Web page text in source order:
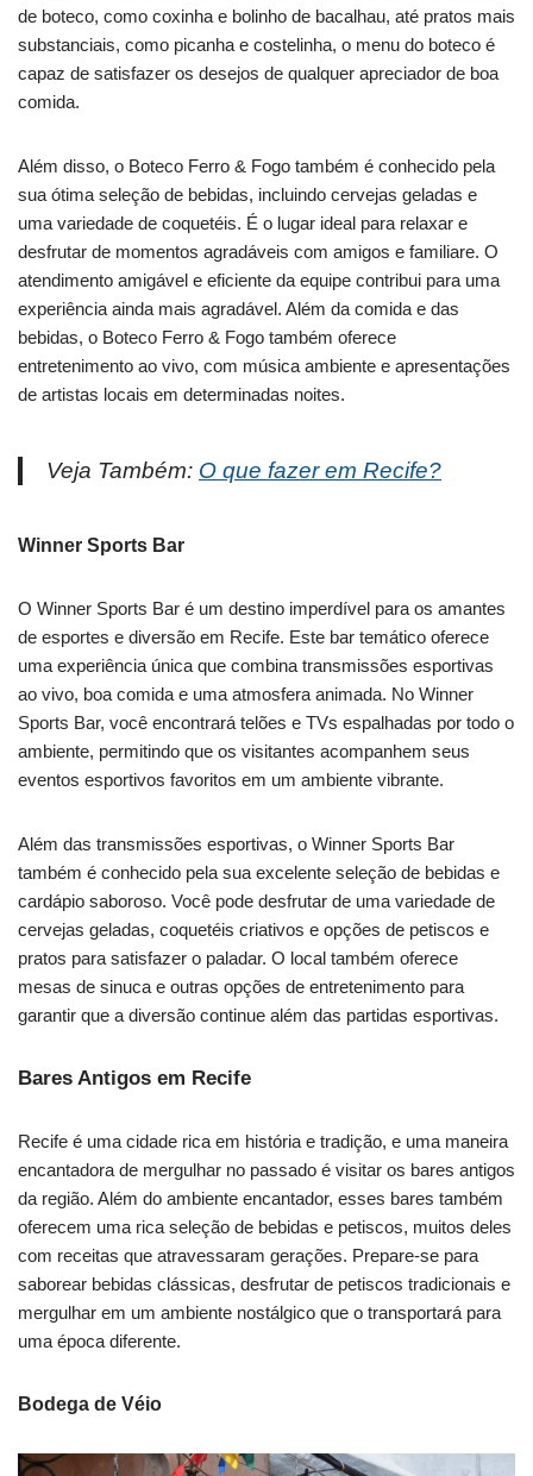
de boteco, como coxinha e bolinho de bacalhau, até pratos mais
substanciais, como picanha e costelinha, o menu do boteco é
capaz de satisfazer os desejos de qualquer apreciador de boa
comida.
Além disso, o Boteco Ferro & Fogo também é conhecido pela
sua ótima seleção de bebidas, incluindo cervejas geladas e
uma variedade de coquetéis. É o lugar ideal para relaxar e
desfrutar de momentos agradáveis com amigos e familiare. O
atendimento amigável e eficiente da equipe contribui para uma
experiência ainda mais agradável. Além da comida e das
bebidas, o Boteco Ferro & Fogo também oferece
entretenimento ao vivo, com música ambiente e apresentações
de artistas locais em determinadas noites.
Veja Também: O que fazer em Recife?
Winner Sports Bar
O Winner Sports Bar é um destino imperdível para os amantes
de esportes e diversão em Recife. Este bar temático oferece
uma experiência única que combina transmissões esportivas
ao vivo, boa comida e uma atmosfera animada. No Winner
Sports Bar, você encontrará telões e TVs espalhadas por todo o
ambiente, permitindo que os visitantes acompanhem seus
eventos esportivos favoritos em um ambiente vibrante.
Além das transmissões esportivas, o Winner Sports Bar
também é conhecido pela sua excelente seleção de bebidas e
cardápio saboroso. Você pode desfrutar de uma variedade de
cervejas geladas, coquetéis criativos e opções de petiscos e
pratos para satisfazer o paladar. O local também oferece
mesas de sinuca e outras opções de entretenimento para
garantir que a diversão continue além das partidas esportivas.
Bares Antigos em Recife
Recife é uma cidade rica em história e tradição, e uma maneira
encantadora de mergulhar no passado é visitar os bares antigos
da região. Além do ambiente encantador, esses bares também
oferecem uma rica seleção de bebidas e petiscos, muitos deles
com receitas que atravessaram gerações. Prepare-se para
saborear bebidas clássicas, desfrutar de petiscos tradicionais e
mergulhar em um ambiente nostálgico que o transportará para
uma época diferente.
Bodega de Véio